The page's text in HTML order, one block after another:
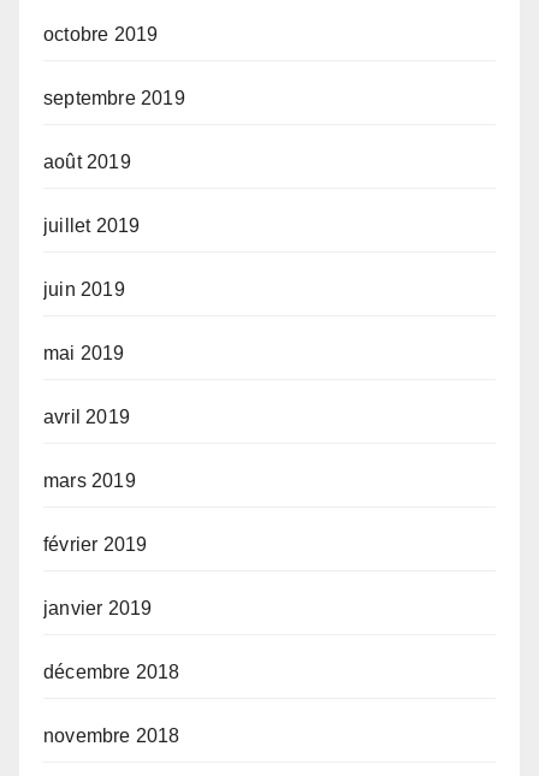
octobre 2019
septembre 2019
août 2019
juillet 2019
juin 2019
mai 2019
avril 2019
mars 2019
février 2019
janvier 2019
décembre 2018
novembre 2018